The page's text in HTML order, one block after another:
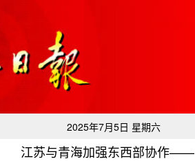
2025年7月5日 星期六
江苏与青海加强东西部协作——